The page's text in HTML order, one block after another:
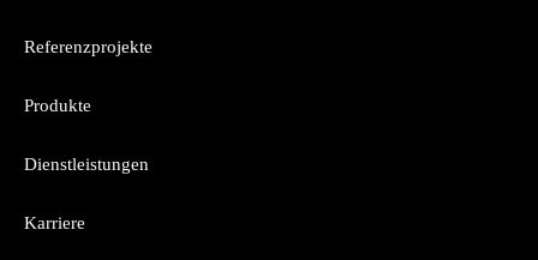
Referenzprojekte
Produkte
Dienstleistungen
Karriere